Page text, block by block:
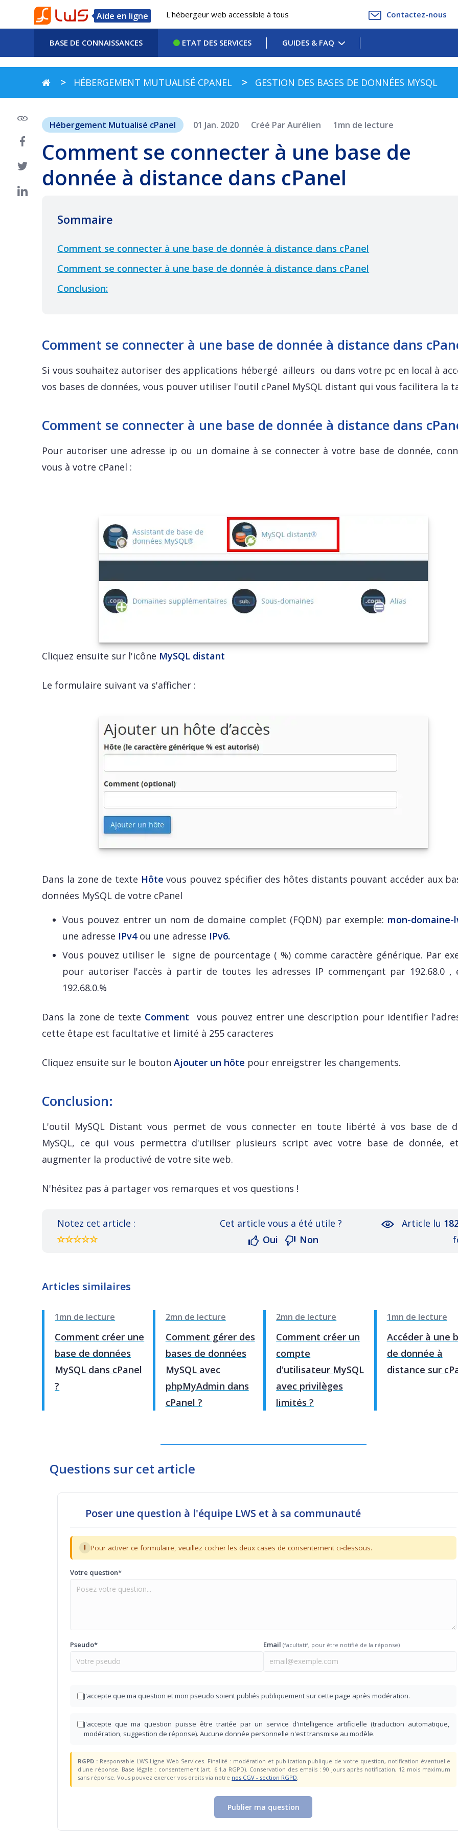
Aide en ligne L'hébergeur web accessible à tous Contactez-nous
BASE DE CONNAISSANCES ETAT DES SERVICES GUIDES & FAQ
HÉBERGEMENT MUTUALISÉ CPANEL GESTION DES BASES DE DONNÉES MYSQL
Hébergement Mutualisé cPanel 01 Jan. 2020 Créé Par Aurélien 1mn de lecture
Comment se connecter à une base de
donnée à distance dans cPanel
Sommaire
Comment se connecter à une base de donnée à distance dans cPanel
Comment se connecter à une base de donnée à distance dans cPanel
Conclusion:
Comment se connecter à une base de donnée à distance dans
Si vous souhaitez autoriser des applications hébergé ailleurs ou dans votre pc en local à
vos bases de données, vous pouver utiliser l'outil cPanel MySQL distant qui vous facilitera la
Comment se connecter à une base de donnée à distance dans
Pour autoriser une adresse ip ou un domaine à se connecter à votre base de donnée,
vous à votre cPanel :
Cliquez ensuite sur l'icône MySQL distant
Le formulaire suivant va s'afficher :
Dans la zone de texte Hôte vous pouvez spécifier des hôtes distants pouvant accéder aux
données MySQL de votre cPanel
Vous pouvez entrer un nom de domaine complet (FQDN) par exemple: mon-domaine-
une adresse IPv4ou une adresse IPv6.
Vous pouvez utiliser le signe de pourcentage ( %) comme caractère générique. Par
pour autoriser l'accès à partir de toutes les adresses IP commençant par 192.68.0 ,
192.68.0.%
Dans la zone de texte Comment vous pouvez entrer une description pour identifier
cette êtape est facultative et limité à 255 caracteres
Cliquez ensuite sur le bouton Ajouter un hôte pour enreigstrer les changements.
Conclusion:
L'outil MySQL Distant vous permet de vous connecter en toute libérté à vos base de
MySQL, ce qui vous permettra d'utiliser plusieurs script avec votre base de donnée,
augmenter la productivé de votre site web.
N'hésitez pas à partager vos remarques et vos questions !
Notez cet article :
Cet article vous a été utile ?
Oui
Non
Article lu
Articles similaires
1mn de lecture
Comment créer une
base de données
MySQL dans cPanel
?
2mn de lecture
Comment gérer des
bases de données
MySQL avec
phpMyAdmin dans
cPanel ?
2mn de lecture
Comment créer un
compte
d'utilisateur MySQL
avec privilèges
limités ?
1mn de lecture
Accéder à une
de donnée à
distance sur
Questions sur cet article
Poser une question à l'équipe LWS et à sa communauté
! Pour activer ce formulaire, veuillez cocher les deux cases de consentement ci-dessous.
Votre question*
Pseudo* Email(facultatif, pour être notifié de la réponse)
J'accepte que ma question et mon pseudo soient publiés publiquement sur cette page après modération.
J'accepte que ma question puisse être traitée par un service d'intelligence artificielle (traduction automatique,
modération, suggestion de réponse). Aucune donnée personnelle n'est transmise au modèle.
RGPD : Responsable LWS-Ligne Web Services. Finalité : modération et publication publique de votre question, notification éventuelle
d'une réponse. Base légale : consentement (art. 6.1.a RGPD). Conservation des emails : 90 jours après notification, 12 mois maximum
sans réponse. Vous pouvez exercer vos droits via notre nos CGV - section RGPD.
Publier ma question